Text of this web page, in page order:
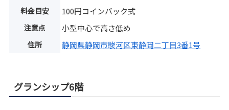
料金目安 100円コインバック式
注意点 小型中心で高さ低め
住所 静岡県静岡市駿河区東静岡二丁目3番1号
グランシップ6階